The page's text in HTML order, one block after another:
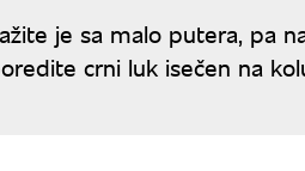
je sa malo putera, pa
crni luk isečen na